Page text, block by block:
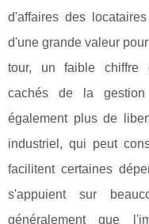
d'affaires des
d'une grande valeur
tour, un faible chiffre
cachés de la
également plus de
industriel, qui peut
facilitent certaines
s'appuient sur
généralement que